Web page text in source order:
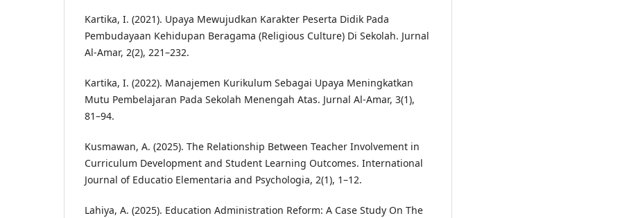
Kartika, I. (2021). Upaya Mewujudkan Karakter Peserta Didik Pada
Pembudayaan Kehidupan Beragama (Religious Culture) Di Sekolah. Jurnal
Al-Amar, 2(2), 221–232.
Kartika, I. (2022). Manajemen Kurikulum Sebagai Upaya Meningkatkan
Mutu Pembelajaran Pada Sekolah Menengah Atas. Jurnal Al-Amar, 3(1),
81–94.
Kusmawan, A. (2025). The Relationship Between Teacher Involvement in
Curriculum Development and Student Learning Outcomes. International
Journal of Educatio Elementaria and Psychologia, 2(1), 1–12.
Lahiya, A. (2025). Education Administration Reform: A Case Study On The